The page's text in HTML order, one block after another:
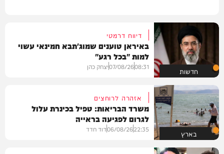
חדשות
דיווח דרמטי
באיראן טוענים שמוג'תבא חמינאי עשוי
למות "בכל רגע"
08:31
07/08/26יצחק כהן
בארץ
אזהרה לרוחצים
משרד הבריאות: טפיל בכינרת עלול
לגרום לפגיעה בראייה
22:35
06/08/26דוד חדד